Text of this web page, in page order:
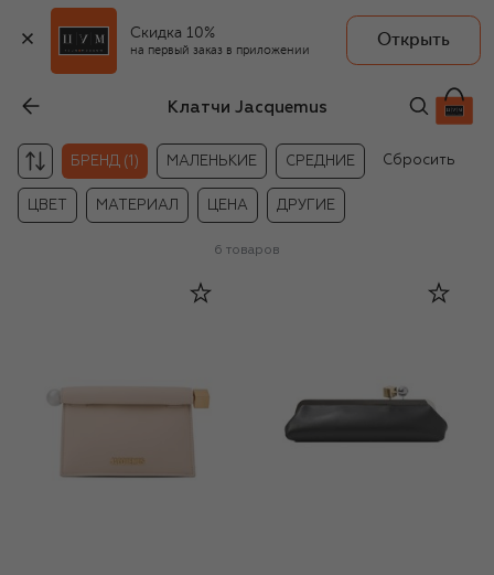
Скидка 10%
на первый заказ в приложении
Открыть
Клатчи Jacquemus
БРЕНД (1) МАЛЕНЬКИЕ СРЕДНИЕ Сбросить
ЦВЕТ МАТЕРИАЛ ЦЕНА ДРУГИЕ
6 товаров